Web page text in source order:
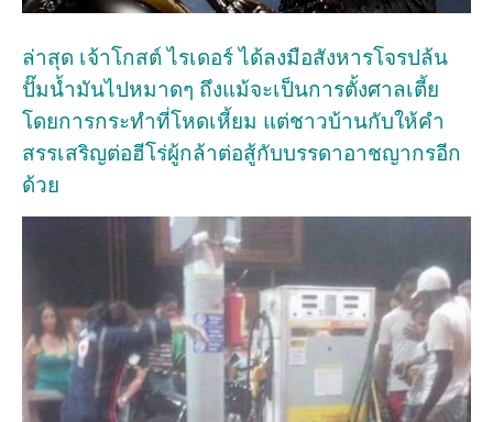
ล่าสุด เจ้าโกสต์ ไรเดอร์ ได้ลงมือสังหารโจรปล้น
ปั๊มน้ำมันไปหมาดๆ ถึงแม้จะเป็นการตั้งศาลเตี้ย
โดยการกระทำที่โหดเหี้ยม แต่ชาวบ้านกับให้คำ
สรรเสริญต่อฮีโร่ผู้กล้าต่อสู้กับบรรดาอาชญากรอีก
ด้วย